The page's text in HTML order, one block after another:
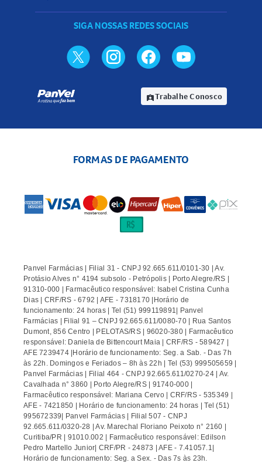
SIGA NOSSAS REDES SOCIAIS
assignment_indTrabalhe Conosco
FORMAS DE PAGAMENTO
Panvel Farmácias | Filial 31 - CNPJ 92.665.611/0101-30 | Av.
Protásio Alves n° 4194 subsolo - Petrópolis | Porto Alegre/RS |
91310-000 | Farmacêutico responsável: Isabel Cristina Cunha
Dias | CRF/RS - 6792 | AFE - 7318170 |Horário de
funcionamento: 24 horas | Tel (51) 999119891| Panvel
Farmácias | Filial 91 – CNPJ 92.665.611/0080-70 | Rua Santos
Dumont, 856 Centro | PELOTAS/RS | 96020-380 | Farmacêutico
responsável: Daniela de Bittencourt Maia | CRF/RS - 589427 |
AFE 7239474 |Horário de funcionamento: Seg. a Sab. - Das 7h
às 22h. Domingos e Feriados – 8h às 22h | Tel (53) 999505659 |
Panvel Farmácias | Filial 464 - CNPJ 92.665.611/0270-24 | Av.
Cavalhada n° 3860 | Porto Alegre/RS | 91740-000 |
Farmacêutico responsável: Mariana Cervo | CRF/RS - 535349 |
AFE - 7421850 | Horário de funcionamento: 24 horas | Tel (51)
995672339| Panvel Farmácias | Filial 507 - CNPJ
92.665.611/0320-28 | Av. Marechal Floriano Peixoto n° 2160 |
Curitiba/PR | 91010.002 | Farmacêutico responsável: Edilson
Pedro Martello Junior| CRF/PR - 24873 | AFE - 7.41057.1|
Horário de funcionamento: Seg. a Sex. - Das 7s às 23h.